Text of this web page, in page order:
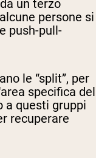
un terzo
persone si
push-pull-
le “split”, per
specifica del
a questi gruppi
recuperare